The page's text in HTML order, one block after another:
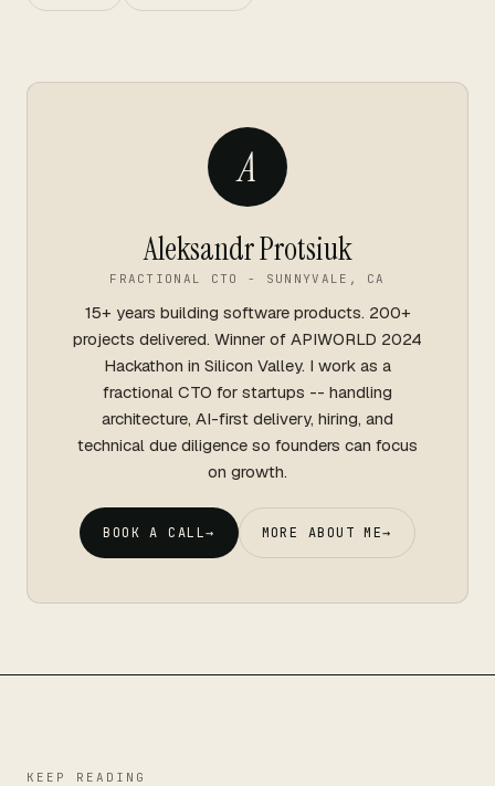
A
Aleksandr Protsiuk
FRACTIONAL CTO - SUNNYVALE, CA
15+ years building software products. 200+
projects delivered. Winner of APIWORLD 2024
Hackathon in Silicon Valley. I work as a
fractional CTO for startups -- handling
architecture, AI-first delivery, hiring, and
technical due diligence so founders can focus
on growth.
BOOK A CALL→ MORE ABOUT ME→
KEEP READING